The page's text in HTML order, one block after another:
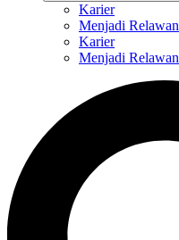
Karier
Menjadi Relawan
Karier
Menjadi Relawan